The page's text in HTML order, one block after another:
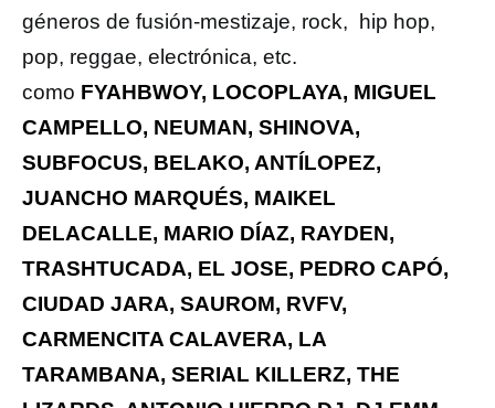
géneros de fusión-mestizaje, rock, hip hop,
pop, reggae, electrónica, etc.
como FYAHBWOY, LOCOPLAYA, MIGUEL
CAMPELLO, NEUMAN, SHINOVA,
SUBFOCUS, BELAKO, ANTÍLOPEZ,
JUANCHO MARQUÉS, MAIKEL
DELACALLE, MARIO DÍAZ, RAYDEN,
TRASHTUCADA, EL JOSE, PEDRO CAPÓ,
CIUDAD JARA, SAUROM, RVFV,
CARMENCITA CALAVERA, LA
TARAMBANA, SERIAL KILLERZ, THE